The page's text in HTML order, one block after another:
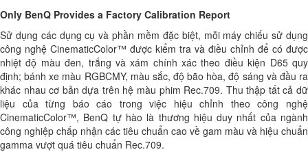
Only BenQ Provides a Factory Calibration Report
Sử dụng các dụng cụ và phần mềm đặc biệt, mỗi máy chiếu sử dụng
công nghệ CinematicColor™ được kiểm tra và điều chỉnh để có được
nhiệt độ màu đen, trắng và xám chính xác theo điều kiện D65 quy
định; bánh xe màu RGBCMY, màu sắc, độ bão hòa, độ sáng và đầu ra
khác nhau cơ bản dựa trên hệ màu phim Rec.709. Thu thập tất cả dữ
liệu của từng báo cáo trong việc hiệu chỉnh theo công nghệ
CinematicColor™, BenQ tự hào là thương hiệu duy nhất của ngành
công nghiệp chấp nhận các tiêu chuẩn cao về gam màu và hiệu chuẩn
gamma vượt quá tiêu chuẩn Rec.709.